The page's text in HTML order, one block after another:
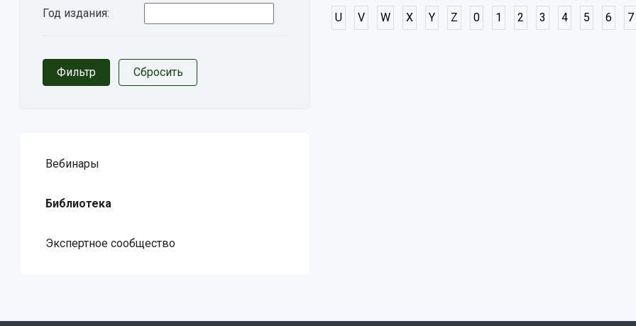
Год издания:
Вебинары
Библиотека
Экспертное сообщество
U V W X Y Z 0 1 2 3 4 5 6 7